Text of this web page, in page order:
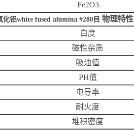
Fe2O3
化铝white fused alumina #280目 物理特性
白度
磁性杂质
吸油值
PH值
电导率
耐火度
堆积密度